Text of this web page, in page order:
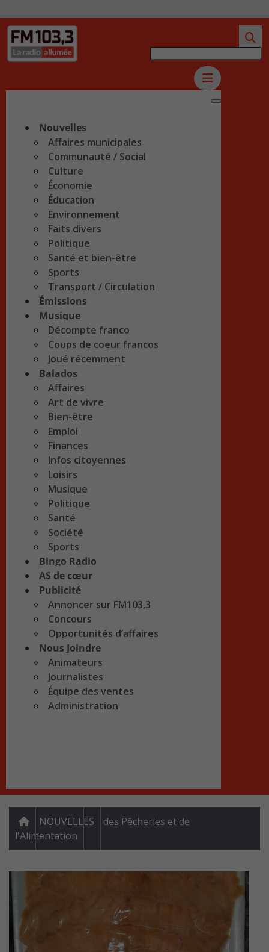
Nouvelles
Affaires municipales
Communauté / Social
Culture
Économie
Éducation
Environnement
Faits divers
Politique
Santé et bien-être
Sports
Transport / Circulation
Émissions
Musique
Décompte franco
Coups de coeur francos
Joué récemment
Balados
Affaires
Art de vivre
Bien-être
Emploi
Finances
Infos citoyennes
Loisirs
Musique
Politique
Santé
Société
Sports
Bingo Radio
AS de cœur
Publicité
Annoncer sur FM103,3
Concours
Opportunités d’affaires
Nous Joindre
Animateurs
Journalistes
Équipe des ventes
Administration
NOUVELLES
des Pêcheries et de
l'Alimentation